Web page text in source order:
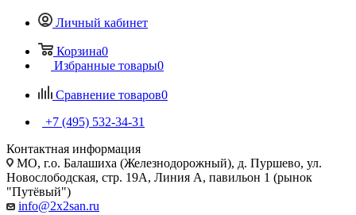
Личный кабинет
Корзина0
Избранные товары0
Сравнение товаров0
+7 (495) 532‑34‑31
Контактная информация
МО, г.о. Балашиха (Железнодорожный), д. Пуршево, ул.
Новослободская, стр. 19А, Линия А, павильон 1 (рынок
"Путёвый")
info@2x2san.ru